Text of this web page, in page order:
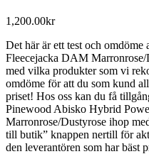
1,200.00kr
Det här är ett test och
Fleecejacka DAM
med vilka produkter som vi
omdöme för att du som kund
priset! Hos oss kan du få
Pinewood Abisko Hybrid
Marronrose/Dustyrose ihop
till butik” knappen nertill för
den leverantören som har bäst